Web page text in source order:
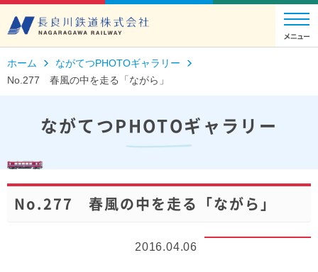
ホーム
ながてつPHOTOギャラリー
No.277 春風の中を走る「ながら」
ながてつPHOTOギャラリー
No.277 春風の中を走る「ながら」
2016.04.06